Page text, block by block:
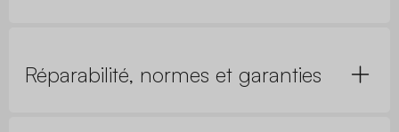
Réparabilité, normes et garanties